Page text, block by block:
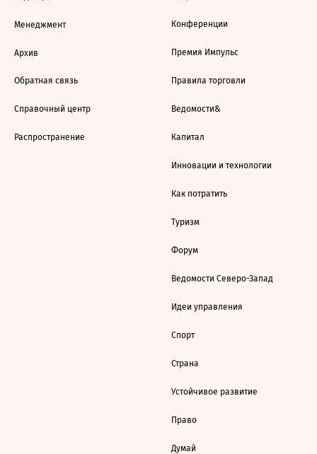
Менеджмент
Архив
Обратная связь
Справочный центр
Распространение
Конференции
Премия Импульс
Правила торговли
Ведомости&
Капитал
Инновации и технологии
Как потратить
Туризм
Форум
Ведомости Северо-Запад
Идеи управления
Спорт
Страна
Устойчивое развитие
Право
Думай